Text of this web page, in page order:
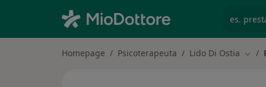
Homepage Psicoterapeuta Lido Di Ostia